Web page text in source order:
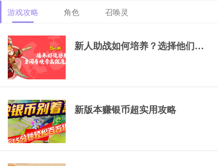
示
示
游戏攻略 角色 召唤灵
新人助战如何培养？选择他们，一
新版本赚银币超实用攻略